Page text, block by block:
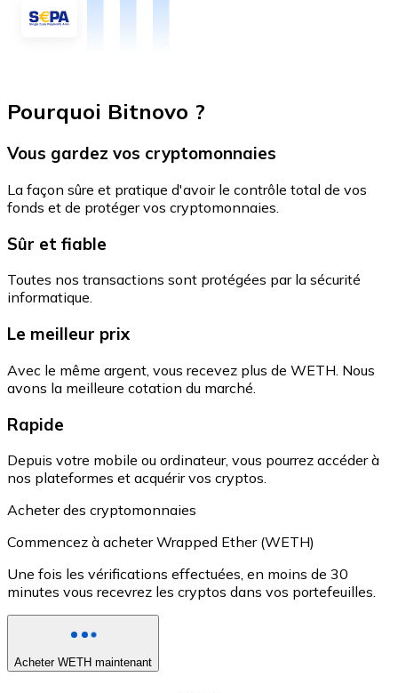
Pourquoi Bitnovo ?
Vous gardez vos cryptomonnaies
La façon sûre et pratique d'avoir le contrôle total de vos
fonds et de protéger vos cryptomonnaies.
Sûr et fiable
Toutes nos transactions sont protégées par la sécurité
informatique.
Le meilleur prix
Avec le même argent, vous recevez plus de WETH. Nous
avons la meilleure cotation du marché.
Rapide
Depuis votre mobile ou ordinateur, vous pourrez accéder à
nos plateformes et acquérir vos cryptos.
Acheter des cryptomonnaies
Commencez à acheter Wrapped Ether (WETH)
Une fois les vérifications effectuées, en moins de 30
minutes vous recevrez les cryptos dans vos portefeuilles.
Acheter WETH maintenant